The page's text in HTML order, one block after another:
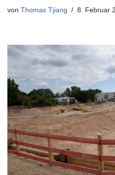
von Thomas Tjiang 8. Februar